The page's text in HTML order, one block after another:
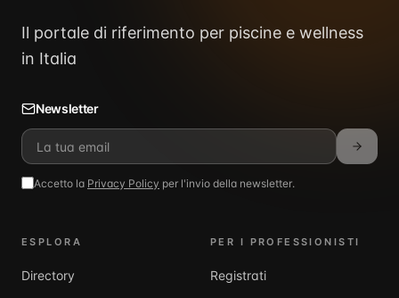
Il portale di riferimento per piscine e wellness
in Italia
Newsletter
Accetto la Privacy Policy per l'invio della newsletter.
ESPLORA
Directory
PER I PROFESSIONISTI
Registrati